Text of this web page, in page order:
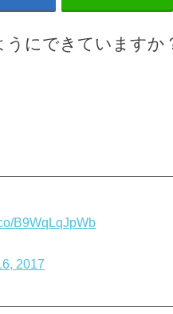
にできていますか
B9WqLqJpWb
2017